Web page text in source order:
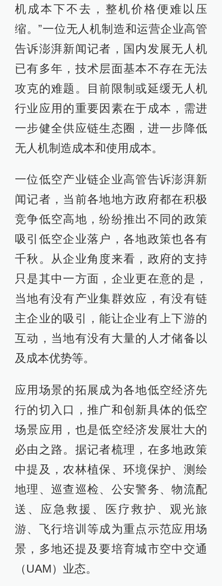
机成本下不去，整机价格便难以压
缩。”一位无人机制造和运营企业高管
告诉澎湃新闻记者，国内发展无人机
已有多年，技术层面基本不存在无法
攻克的难题。目前限制或延缓无人机
行业应用的重要因素在于成本，需进
一步健全供应链生态圈，进一步降低
无人机制造成本和使用成本。
一位低空产业链企业高管告诉澎湃新
闻记者，当前各地地方政府都在积极
竞争低空高地，纷纷推出不同的政策
吸引低空企业落户，各地政策也各有
千秋。从企业角度来看，政府的支持
只是其中一方面，企业更在意的是，
当地有没有产业集群效应，有没有链
主企业的吸引，能让企业有上下游的
互动，当地有没有大量的人才储备以
及成本优势等。
应用场景的拓展成为各地低空经济先
行的切入口，推广和创新具体的低空
场景应用，也是低空经济发展壮大的
必由之路。据记者梳理，在多地政策
中提及，农林植保、环境保护、测绘
地理、巡查巡检、公安警务、物流配
送、应急救援、医疗救护、观光旅
游、飞行培训等成为重点示范应用场
景，多地还提及要培育城市空中交通
（UAM）业态。